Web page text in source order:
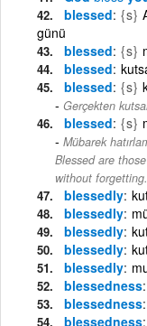
blessed {s}
günü
blessed {s}
blessed
blessed {s}
Gerçekten
blessed {s}
Mübarek
Blessed are
without forgetting.
blessedly
blessedly
blessedly
blessedly
blessedly
blessedness
blessedness
blessedness